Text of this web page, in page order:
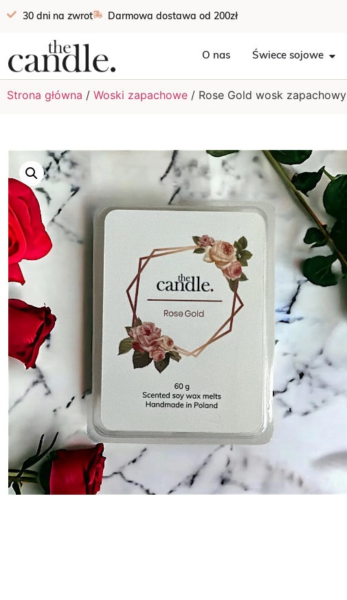
30 dni na zwrot Darmowa dostawa od 200zł
O nas Świece sojowe
Strona główna / Woski zapachowe / Rose Gold wosk zapachowy